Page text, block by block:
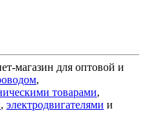
магазин для оптовой и
,
товарами,
, электродвигателями и